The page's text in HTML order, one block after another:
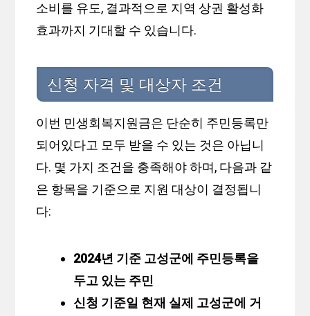
소비를 유도, 결과적으로 지역 상권 활성화
효과까지 기대할 수 있습니다.
신청 자격 및 대상자 조건
이번 민생회복지원금은 단순히 주민등록만
되어있다고 모두 받을 수 있는 것은 아닙니
다. 몇 가지 조건을 충족해야 하며, 다음과 같
은 항목을 기준으로 지원 대상이 결정됩니
다:
2024년 기준 고성군에 주민등록을
두고 있는 주민
신청 기준일 현재 실제 고성군에 거